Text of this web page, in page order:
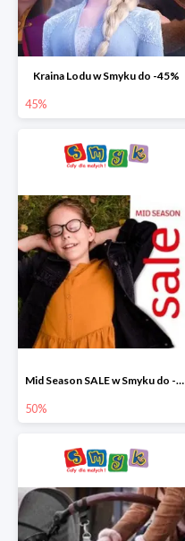
Kraina Lodu w Smyku do -45%
45%
Mid Season SALE w Smyku do -50%
50%